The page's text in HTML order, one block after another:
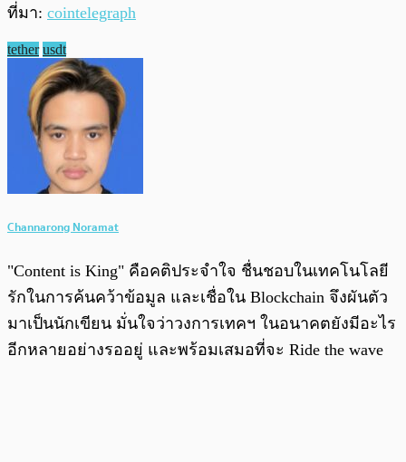
ที่มา: cointelegraph
tether usdt
Channarong Noramat
"Content is King" คือคติประจำใจ ชื่นชอบในเทคโนโลยี
รักในการค้นคว้าข้อมูล และเชื่อใน Blockchain จึงผันตัว
มาเป็นนักเขียน มั่นใจว่าวงการเทคฯ ในอนาคตยังมีอะไร
อีกหลายอย่างรออยู่ และพร้อมเสมอที่จะ Ride the wave